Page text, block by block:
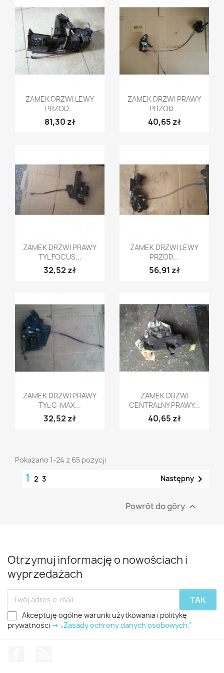
Szybki podgląd
ZAMEK DRZWI LEWY
PRZOD...
81,30 zł
Szybki podgląd
ZAMEK DRZWI PRAWY
PRZOD...
40,65 zł
Szybki podgląd
ZAMEK DRZWI PRAWY
TYL FOCUS...
32,52 zł
Szybki podgląd
ZAMEK DRZWI LEWY
PRZOD...
56,91 zł
Szybki podgląd
ZAMEK DRZWI PRAWY
TYL C-MAX...
32,52 zł
Szybki podgląd
ZAMEK DRZWI
CENTRALNY PRAWY...
40,65 zł
Pokazano 1-24 z 65 pozycji
1 2 3 Następny 
Powrót do góry 
Otrzymuj informację o nowościach i
wyprzedażach
Akceptuję ogólne warunki użytkowania i politykę
prywatności -> „Zasady ochrony danych osobowych.”